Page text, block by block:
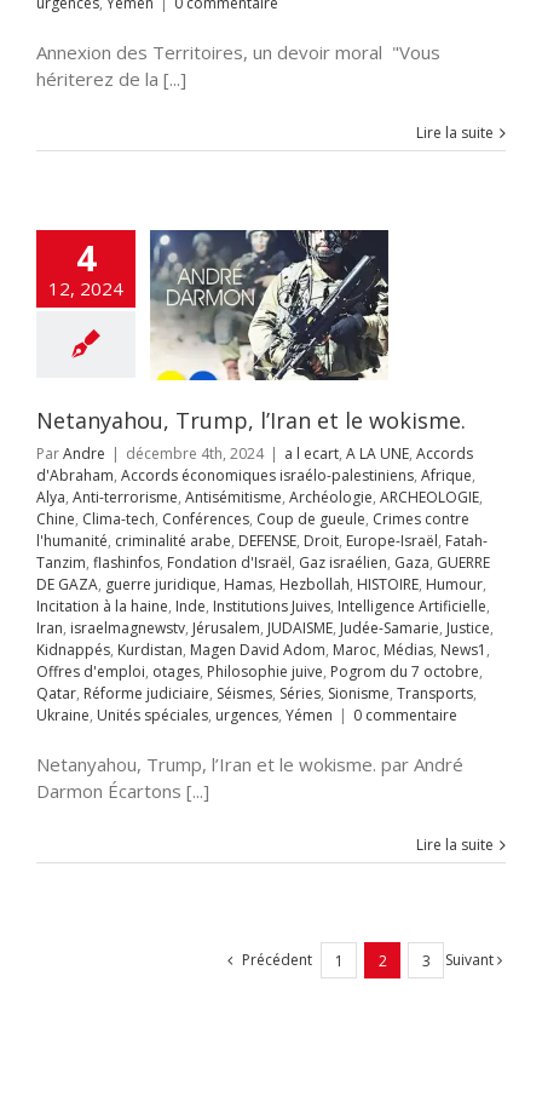
Ukraine Unités
Annexion des Territoires, un devoir moral "Vous
hériterez de la [...]
Lire la suite
4
12, 2024
Accords
Afrique Alya
terrorisme
arabe DEFENSE
Fatah-
flashinfos
d'Israël Gaz
Gaza GUERRE DE
juridique
Hezbollah
Juives
Artificielle
Iran
JUDAISME
Justice
Kurdistan
Adom
Maroc
News1 Offres
otages
juive
Pogrom
Qatar
judiciaire
Séries Sionisme
Ukraine
Unités
Yémen
Netanyahou, Trump, l’Iran et le wokisme.
ParAndre | décembre 4th, 2024 | a l ecart, A LA UNE, Accords
d'Abraham, Accords économiques israélo-palestiniens, Afrique,
Alya, Anti-terrorisme, Antisémitisme, Archéologie, ARCHEOLOGIE,
Chine, Clima-tech, Conférences, Coup de gueule, Crimes contre
l'humanité, criminalité arabe, DEFENSE, Droit, Europe-Israël, Fatah-
Tanzim, flashinfos, Fondation d'Israël, Gaz israélien, Gaza, GUERRE
DE GAZA, guerre juridique, Hamas, Hezbollah, HISTOIRE, Humour,
Incitation à la haine, Inde, Institutions Juives, Intelligence Artificielle,
Iran, israelmagnewstv, Jérusalem, JUDAISME, Judée-Samarie, Justice,
Kidnappés, Kurdistan, Magen David Adom, Maroc, Médias, News1 ,
Offres d'emploi, otages, Philosophie juive, Pogrom du 7 octobre,
Qatar, Réforme judiciaire, Séismes, Séries, Sionisme, Transports,
Ukraine, Unités spéciales, urgences, Yémen | 0 commentaire
Netanyahou, Trump, l’Iran et le wokisme. par André
Darmon Écartons [...]
Lire la suite
Précédent 1 2 3 Suivant